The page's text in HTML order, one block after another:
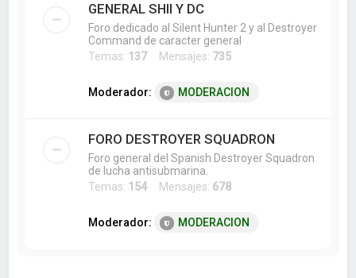
GENERAL SHII Y DC
Foro dedicado al Silent Hunter 2 y al Destroyer
Command de caracter general
Temas: 137Mensajes: 735
Moderador: MODERACION
FORO DESTROYER SQUADRON
Foro general del Spanish Destroyer Squadron
de lucha antisubmarina.
Temas: 154 Mensajes: 678
Moderador: MODERACION